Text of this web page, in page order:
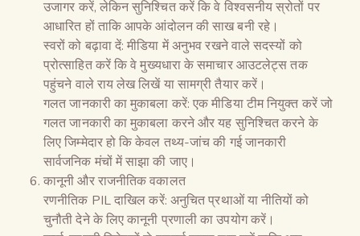
उजागर करें, लेकिन सुनिश्चित करें कि वे विश्वसनीय स्रोतों पर
आधारित हों ताकि आपके आंदोलन की साख बनी रहे।
स्वरों को बढ़ावा दें: मीडिया में अनुभव रखने वाले सदस्यों को
प्रोत्साहित करें कि वे मुख्यधारा के समाचार आउटलेट्स तक
पहुंचने वाले राय लेख लिखें या सामग्री तैयार करें।
गलत जानकारी का मुकाबला करें: एक मीडिया टीम नियुक्त करें जो
गलत जानकारी का मुकाबला करने और यह सुनिश्चित करने के
लिए जिम्मेदार हो कि केवल तथ्य-जांच की गई जानकारी
सार्वजनिक मंचों में साझा की जाए।
कानूनी और राजनीतिक वकालत
रणनीतिक PIL दाखिल करें: अनुचित प्रथाओं या नीतियों को
चुनौती देने के लिए कानूनी प्रणाली का उपयोग करें।